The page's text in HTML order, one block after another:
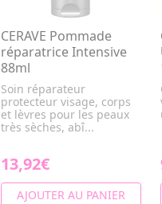
CERAVE Pommade
réparatrice Intensive
88ml
Soin réparateur
protecteur visage, corps
et lèvres pour les peaux
très sèches, abî...
13,92€
AJOUTER AU PANIER